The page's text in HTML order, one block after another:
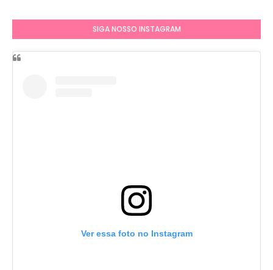
SIGA NOSSO INSTAGRAM
Ver essa foto no Instagram